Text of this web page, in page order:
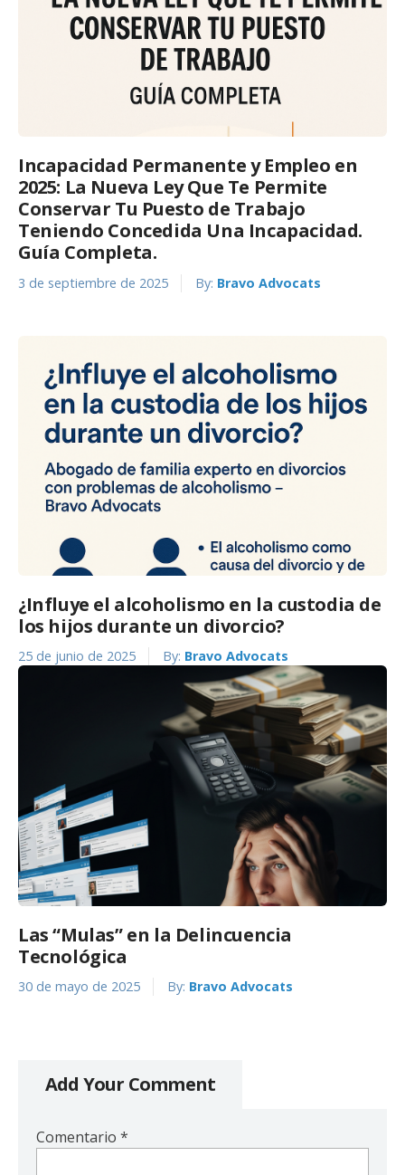
Incapacidad Permanente y Empleo en
2025: La Nueva Ley Que Te Permite
Conservar Tu Puesto de Trabajo
Teniendo Concedida Una Incapacidad.
Guía Completa.
3 de septiembre de 2025 By: Bravo Advocats
¿Influye el alcoholismo en la custodia de
los hijos durante un divorcio?
25 de junio de 2025 By: Bravo Advocats
Las “Mulas” en la Delincuencia
Tecnológica
30 de mayo de 2025 By: Bravo Advocats
Add Your Comment
Comentario *